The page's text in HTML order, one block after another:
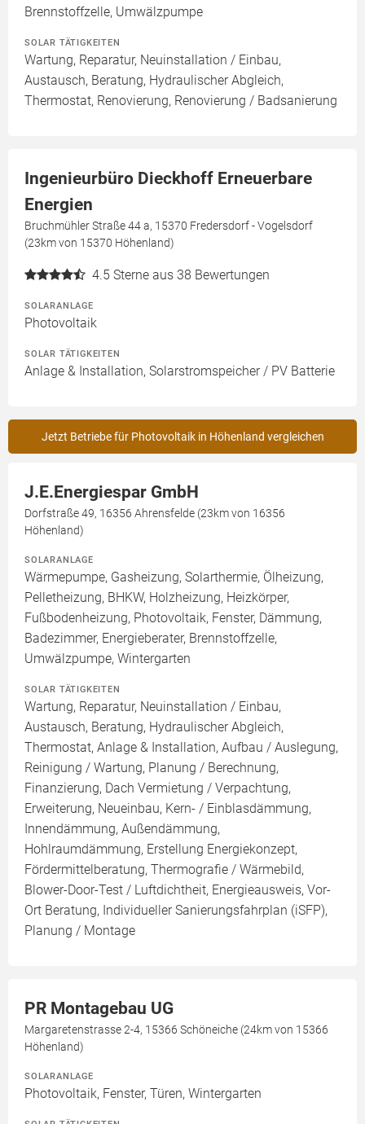
Brennstoffzelle, Umwälzpumpe
SOLAR TÄTIGKEITEN
Wartung, Reparatur, Neuinstallation / Einbau,
Austausch, Beratung, Hydraulischer Abgleich,
Thermostat, Renovierung, Renovierung / Badsanierung
Ingenieurbüro Dieckhoff Erneuerbare
Energien
Bruchmühler Straße 44 a, 15370 Fredersdorf - Vogelsdorf
(23km von 15370 Höhenland)
4.5 Sterne aus 38 Bewertungen
SOLARANLAGE
Photovoltaik
SOLAR TÄTIGKEITEN
Anlage & Installation, Solarstromspeicher / PV Batterie
Jetzt Betriebe für Photovoltaik in Höhenland vergleichen
J.E.Energiespar GmbH
Dorfstraße 49, 16356 Ahrensfelde (23km von 16356
Höhenland)
SOLARANLAGE
Wärmepumpe, Gasheizung, Solarthermie, Ölheizung,
Pelletheizung, BHKW, Holzheizung, Heizkörper,
Fußbodenheizung, Photovoltaik, Fenster, Dämmung,
Badezimmer, Energieberater, Brennstoffzelle,
Umwälzpumpe, Wintergarten
SOLAR TÄTIGKEITEN
Wartung, Reparatur, Neuinstallation / Einbau,
Austausch, Beratung, Hydraulischer Abgleich,
Thermostat, Anlage & Installation, Aufbau / Auslegung,
Reinigung / Wartung, Planung / Berechnung,
Finanzierung, Dach Vermietung / Verpachtung,
Erweiterung, Neueinbau, Kern- / Einblasdämmung,
Innendämmung, Außendämmung,
Hohlraumdämmung, Erstellung Energiekonzept,
Fördermittelberatung, Thermografie / Wärmebild,
Blower-Door-Test / Luftdichtheit, Energieausweis, Vor-
Ort Beratung, Individueller Sanierungsfahrplan (iSFP),
Planung / Montage
PR Montagebau UG
Margaretenstrasse 2-4, 15366 Schöneiche (24km von 15366
Höhenland)
SOLARANLAGE
Photovoltaik, Fenster, Türen, Wintergarten